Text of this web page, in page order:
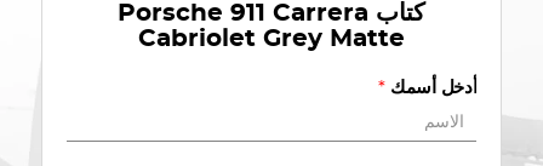
كتاب Porsche 911 Carrera
Cabriolet Grey Matte
أدخل أسمك *